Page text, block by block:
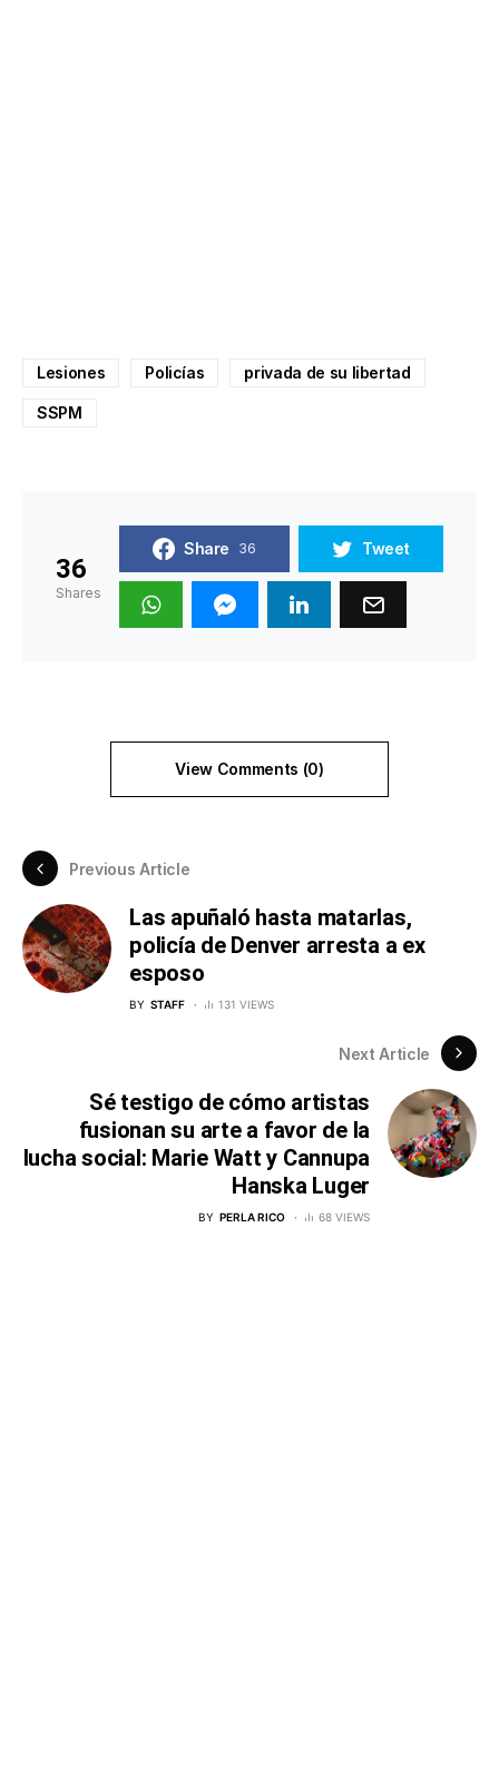
Lesiones Policías privada de su libertad
SSPM
36
Shares
Share 36 Tweet
View Comments (0)
Previous Article
Las apuñaló hasta matarlas,
policía de Denver arresta a ex
esposo
BY STAFF 131 VIEWS
Next Article
Sé testigo de cómo artistas
fusionan su arte a favor de la
lucha social: Marie Watt y Cannupa
Hanska Luger
BY PERLA RICO 68 VIEWS